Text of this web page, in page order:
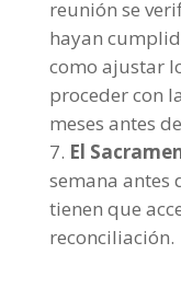
reunión se
hayan
como ajustar
proceder con
meses antes
El
semana antes
tienen que
reconciliación.